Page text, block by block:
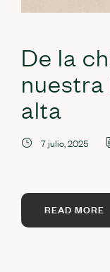
De la
alta
7 julio, 2025
READ MORE